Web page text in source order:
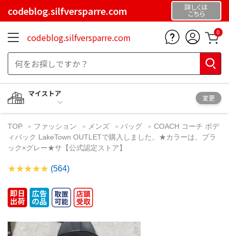
codeblog.silfversparre.com 詳しくは
こちら
codeblog.silfversparre.com 0
マイストア
変更
TOP ファッション メンズ バッグ
COACH コーチ ボデ
ィバック LakeTown OUTLETで購入しました。★カラーは、ブラ
ック×グレー★サ【公式認定ストア】
(564)